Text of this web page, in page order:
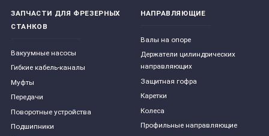
ЗАПЧАСТИ ДЛЯ ФРЕЗЕРНЫХ
СТАНКОВ
Вакуумные насосы
Гибкие кабель-каналы
Муфты
Передачи
Поворотные устройства
Подшипники
НАПРАВЛЯЮЩИЕ
Валы на опоре
Держатели цилиндрических
направляющих
Защитная гофра
Каретки
Колеса
Профильные направляющие